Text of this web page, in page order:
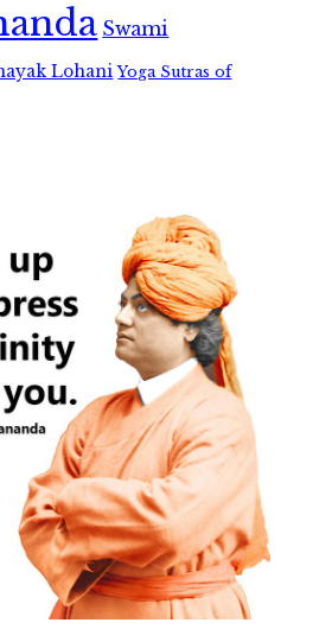
Swami
Lohani Yoga Sutras of